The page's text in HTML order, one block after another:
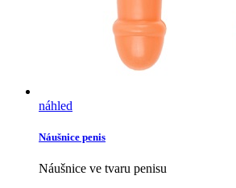
náhled
Náušnice penis
Náušnice ve tvaru penisu